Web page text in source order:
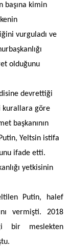
başına kimin
vurguladı ve
olduğunu
devrettiği
kurallara göre
başkanının
Yeltsin istifa
ifade etti.
yetkisinin
Putin, halef
vermişti. 2018
bir meslekten